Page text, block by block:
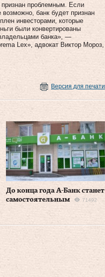
признан проблемным. Если
возможно, банк будет признан
инвесторами, которые
были конвертированы
банка», —
Lex», адвокат Виктор Мороз,
Версия для печати
До конца года А-Банк станет
самостоятельным
71492